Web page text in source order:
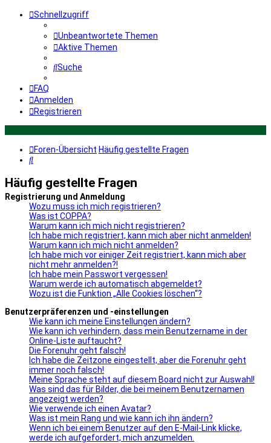
Schnellzugriff
Unbeantwortete Themen
Aktive Themen
Suche
FAQ
Anmelden
Registrieren
Foren-Übersicht Häufig gestellte Fragen
Suche
Häufig gestellte Fragen
Registrierung und Anmeldung
Wozu muss ich mich registrieren?
Was ist COPPA?
Warum kann ich mich nicht registrieren?
Ich habe mich registriert, kann mich aber nicht anmelden!
Warum kann ich mich nicht anmelden?
Ich habe mich vor einiger Zeit registriert, kann mich aber
nicht mehr anmelden?!
Ich habe mein Passwort vergessen!
Warum werde ich automatisch abgemeldet?
Wozu ist die Funktion „Alle Cookies löschen“?
Benutzerpräferenzen und -einstellungen
Wie kann ich meine Einstellungen ändern?
Wie kann ich verhindern, dass mein Benutzername in der
Online-Liste auftaucht?
Die Forenuhr geht falsch!
Ich habe die Zeitzone eingestellt, aber die Forenuhr geht
immer noch falsch!
Meine Sprache steht auf diesem Board nicht zur Auswahl!
Was sind das für Bilder, die bei meinem Benutzernamen
angezeigt werden?
Wie verwende ich einen Avatar?
Was ist mein Rang und wie kann ich ihn ändern?
Wenn ich bei einem Benutzer auf den E-Mail-Link klicke,
werde ich aufgefordert, mich anzumelden.